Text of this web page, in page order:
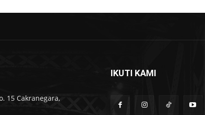
15 Cakranegara,
IKUTI KAMI